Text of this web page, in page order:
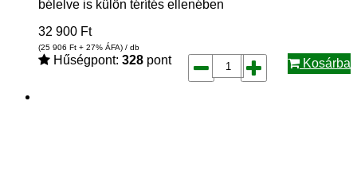
bélelve is külön térítés ellenében
32 900 Ft
(25 906 Ft + 27% ÁFA) / db
Hűségpont: 328 pont Kosárba